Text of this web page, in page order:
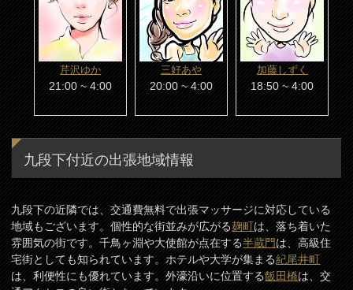
芹沢ゆか
21:00 ~ 4:00
三好あや
20:00 ~ 4:00
加藤しずく
18:50 ~ 4:00
九段下付近の出張地域情報
九段下の近隣では、交通費無料で出張マッサージに対応している
地域もございます。個性的な街並みが広がる麹町は、落ち着いた
雰囲気の街です。千鳥ヶ淵や大使館が点在する半蔵門は、高級住
宅街としても知られています。ホテルや大学が集まる紀尾井町
は、利便性にも優れています。外濠沿いに位置する飯田橋は、交